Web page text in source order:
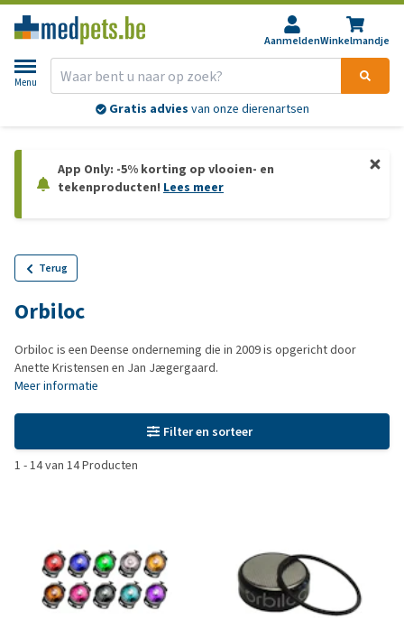
AanmeldenWinkelmandje
Menu
Gratis advies van onze dierenartsen
App Only: -5% korting op vlooien- en
tekenproducten! Lees meer
Terug
Orbiloc
Orbiloc is een Deense onderneming die in 2009 is opgericht door
Anette Kristensen en Jan Jægergaard.
Meer informatie
Filter en sorteer
1 -14van 14Producten